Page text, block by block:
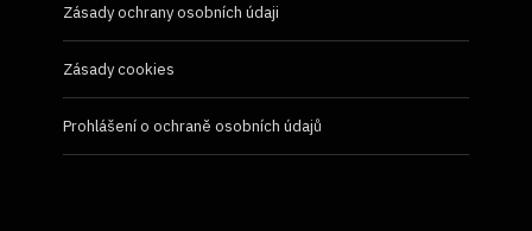
Zásady ochrany osobních údaji
Zásady cookies
Prohlášení o ochraně osobních údajů